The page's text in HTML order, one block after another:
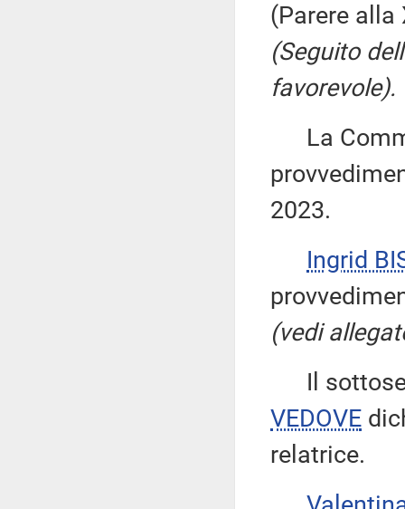
(Parere alla
(Seguito
favorevole).
La
2023.
Ingrid
(vedi
Il
VEDOVE
relatrice.